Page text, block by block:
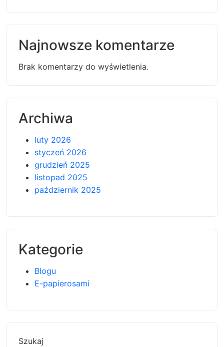
Najnowsze komentarze
Brak komentarzy do wyświetlenia.
Archiwa
luty 2026
styczeń 2026
grudzień 2025
listopad 2025
październik 2025
Kategorie
Blogu
E-papierosami
Szukaj